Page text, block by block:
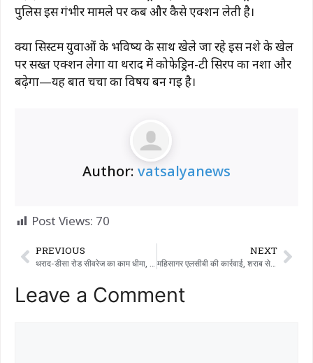
पुलिस इस गंभीर मामले पर कब और कैसे एक्शन लेती है।
क्या सिस्टम युवाओं के भविष्य के साथ खेले जा रहे इस नशे के खेल
पर सख्त एक्शन लेगा या थराद में कोफेड्रिन-टी सिरप का नशा और
बढ़ेगा—यह बात चर्चा का विषय बन गई है।
Author: vatsalyanews
Post Views: 70
PREVIOUS
थराद-डीसा रोड सीवरेज का काम धीमा, करोड़ों के प्रोजेक्ट में भ्रष्टाचार का बोलबाला
NEXT
महिसागर एलसीबी की कार्रवाई, शराब से लदी शिफ्ट गाड़ी जब्त।
Leave a Comment